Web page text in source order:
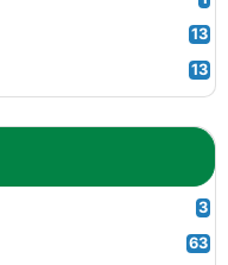
13
13
3
63